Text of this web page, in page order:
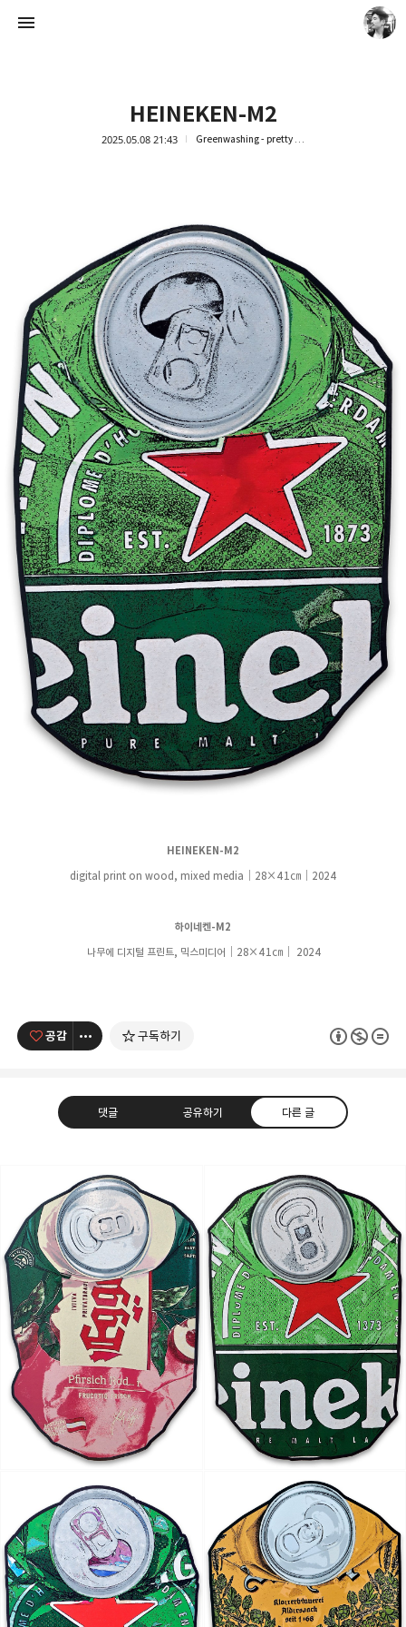
HEINEKEN-M2
2025.05.08 21:43 Greenwashing - pretty trash
HEINEKEN-M2
digital print on wood, mixed media｜28×41㎝｜ 2024
하이네켄-M2
나무에 디지털 프린트, 믹스미디어 ｜28×41㎝ 2024
공감 구독하기
댓글 공유하기 다른 글
Artist Ock Jinhwa ｜옥진화 작가
Ock Jinhwa｜Ock Jin-hwa｜Artist｜Korea｜옥진화
｜Pop art｜Print｜Digital｜NFT
구독하기
카카오톡 라인 트위터
밴드 네이버 블로그 Pocket